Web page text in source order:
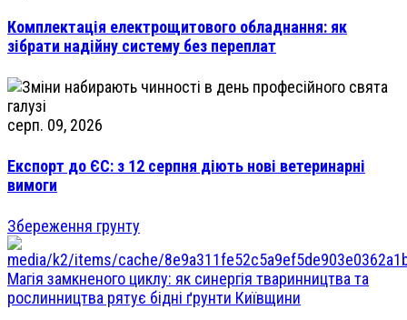
Комплектація електрощитового обладнання: як
зібрати надійну систему без переплат
серп. 09, 2026
Експорт до ЄС: з 12 серпня діють нові ветеринарні
вимоги
Збереження грунту
Магія замкненого циклу: як синергія тваринництва та
рослинництва рятує бідні ґрунти Київщини